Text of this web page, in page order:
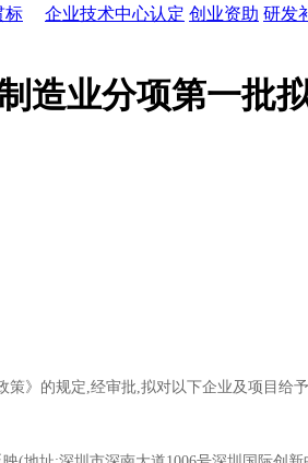
标 企业技术中心认定 创业资助 研发
造业分项第一批
》的规定,经审批,拟对以下企业及项目给